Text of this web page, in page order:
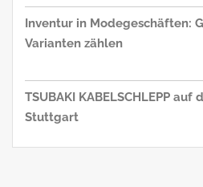
Inventur in Modegeschäften:
Varianten zählen
TSUBAKI KABELSCHLEPP auf
Stuttgart